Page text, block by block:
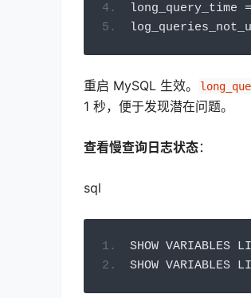
long_query_time =
重启 MySQL 生效。
1 秒，便于发现潜在问题。
查看慢查询日志状态：
sql
SHOW VARIABLES
SHOW VARIABLES